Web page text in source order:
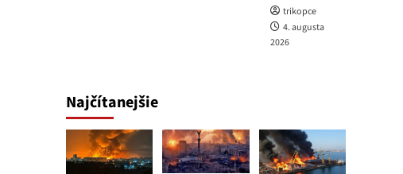
trikopce
4. augusta
2026
Najčítanejšie